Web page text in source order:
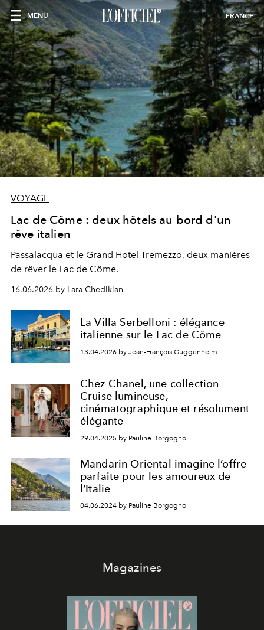
MENU FRANCE
VOYAGE
Lac de Côme : deux hôtels au bord d'un
rêve italien
Passalacqua et le Grand Hotel Tremezzo, deux manières
de rêver le Lac de Côme.
16.06.2026 by Lara Chedikian
La Villa Serbelloni : élégance
italienne sur le Lac de Côme
13.04.2026 by Jean-François Guggenheim
Chez Chanel, une collection
Cruise lumineuse,
cinématographique et résolument
élégante
29.04.2025 by Pauline Borgogno
Mandarin Oriental imagine l’offre
parfaite pour les amoureux de
l’Italie
04.06.2024 by Pauline Borgogno
Magazines